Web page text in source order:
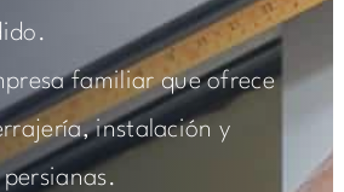
familiar que ofrece
instalación y